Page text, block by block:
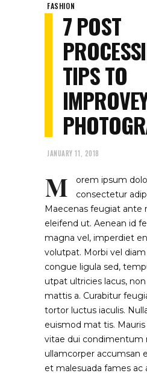
FASHION
7 POST
TIPS TO
JANUARY 11, 2018
M
orem ipsum
consectetur
Maecenas feugiat ante
eleifend ut. Aenean id
magna vel, imperdiet
volutpat. Morbi vel
congue ligula sed,
utpat ultricies lacus,
mattis a. Curabitur
tortor luctus iaculis.
euismod mat tis.
vitae dui condimentum
ullamcorper accumsan
et malesuada fames ac